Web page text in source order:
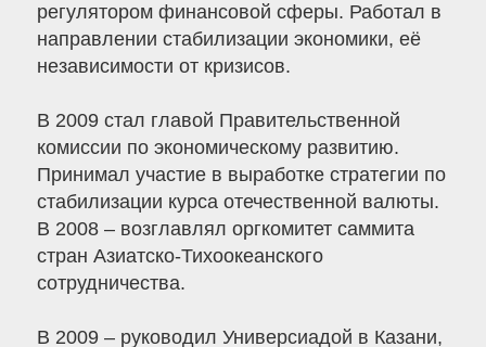
регулятором финансовой сферы. Работал в
направлении стабилизации экономики, её
независимости от кризисов.
В 2009 стал главой Правительственной
комиссии по экономическому развитию.
Принимал участие в выработке стратегии по
стабилизации курса отечественной валюты.
В 2008 – возглавлял оргкомитет саммита
стран Азиатско-Тихоокеанского
сотрудничества.
В 2009 – руководил Универсиадой в Казани,